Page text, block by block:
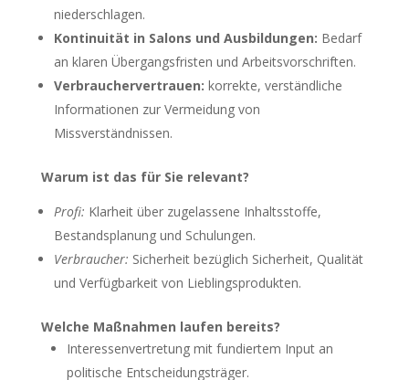
niederschlagen.
Kontinuität in Salons und Ausbildungen: Bedarf
an klaren Übergangsfristen und Arbeitsvorschriften.
Verbrauchervertrauen: korrekte, verständliche
Informationen zur Vermeidung von
Missverständnissen.
Warum ist das für Sie relevant?
Profi: Klarheit über zugelassene Inhaltsstoffe,
Bestandsplanung und Schulungen.
Verbraucher: Sicherheit bezüglich Sicherheit, Qualität
und Verfügbarkeit von Lieblingsprodukten.
Welche Maßnahmen laufen bereits?
Interessenvertretung mit fundiertem Input an
politische Entscheidungsträger.